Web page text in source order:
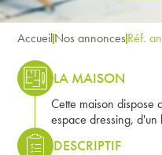
AccueilNos annoncesRéf.
LA MAISON
Cette maison dispose
espace dressing,
DESCRIPTIF